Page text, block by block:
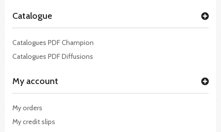
Catalogue
Catalogues PDF Champion
Catalogues PDF Diffusions
My account
My orders
My credit slips